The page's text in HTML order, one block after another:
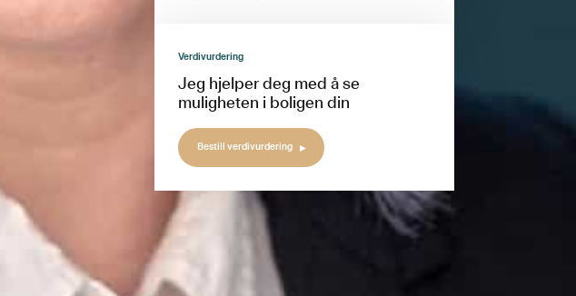
Verdivurdering
Jeg hjelper deg med å se
muligheten i boligen din
Bestill verdivurdering